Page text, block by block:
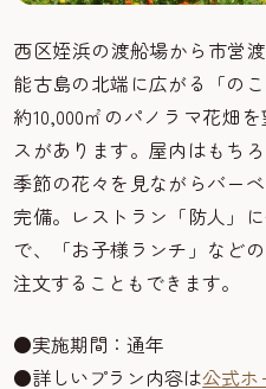
西区姪浜の渡船場から市営
能古島の北端に広がる「の
約10,000㎡のパノラマ花畑
スがあります。屋内はもち
季節の花々を見ながらバー
完備。レストラン「防人」
で、「お子様ランチ」など
注文することもできます。
●実施期間：通年
●詳しいプラン内容は公式ホ